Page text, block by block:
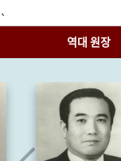
연구 역사
정책과 연구 키워
기록물 아카이브
`
역대 원장